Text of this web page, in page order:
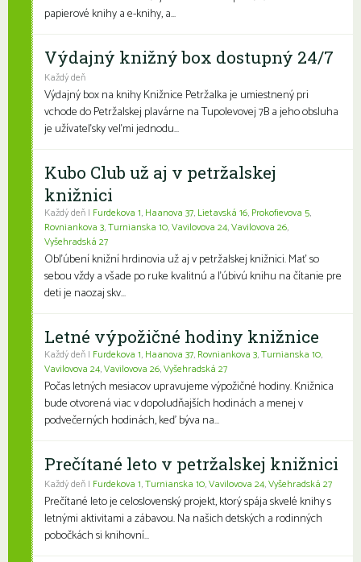
papierové knihy a e-knihy, a...
Výdajný knižný box dostupný 24/7
Každý deň
Výdajný box na knihy Knižnice Petržalka je umiestnený pri
vchode do Petržalskej plavárne na Tupolevovej 7B a jeho obsluha
je užívateľsky veľmi jednodu...
Kubo Club už aj v petržalskej
knižnici
Každý deň | Furdekova 1, Haanova 37, Lietavská 16, Prokofievova 5,
Rovniankova 3,Turnianska 10,Vavilovova 24,Vavilovova 26,
Vyšehradská 27
Obľúbení knižní hrdinovia už aj v petržalskej knižnici. Mať so
sebou vždy a všade po ruke kvalitnú a ľúbivú knihu na čítanie pre
deti je naozaj skv...
Letné výpožičné hodiny knižnice
Každý deň | Furdekova 1, Haanova 37, Rovniankova 3,Turnianska 10,
Vavilovova 24,Vavilovova 26,Vyšehradská 27
Počas letných mesiacov upravujeme výpožičné hodiny. Knižnica
bude otvorená viac v dopoludňajších hodinách a menej v
podvečerných hodinách, keď býva na...
Prečítané leto v petržalskej knižnici
Každý deň | Furdekova 1,Turnianska 10,Vavilovova 24,Vyšehradská 27
Prečítané leto je celoslovenský projekt, ktorý spája skvelé knihy s
letnými aktivitami a zábavou. Na našich detských a rodinných
pobočkách si knihovní...